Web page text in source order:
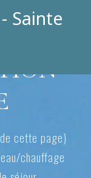
cette page)
chauffage
Sainte